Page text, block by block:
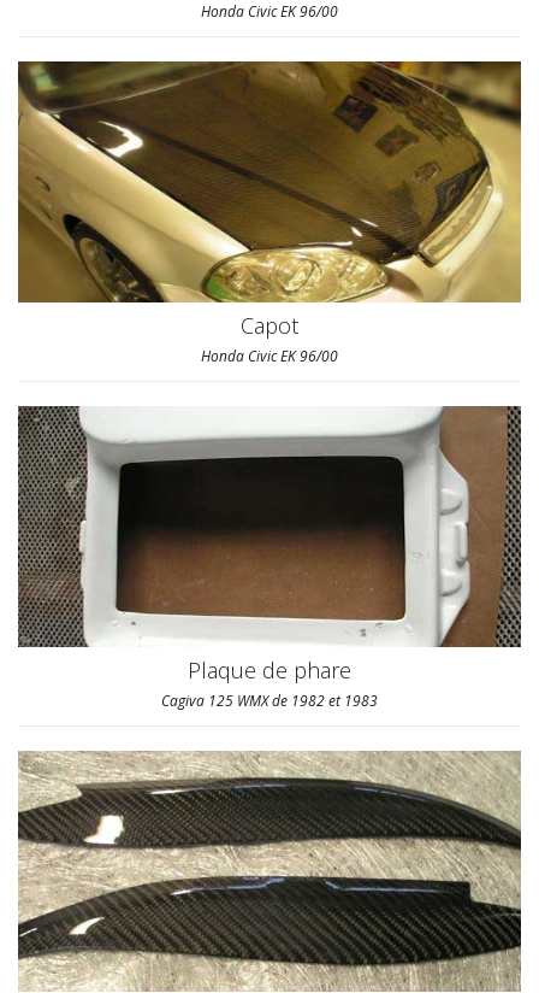
Honda Civic EK 96/00
Capot
Honda Civic EK 96/00
Plaque de phare
Cagiva 125 WMX de 1982 et 1983